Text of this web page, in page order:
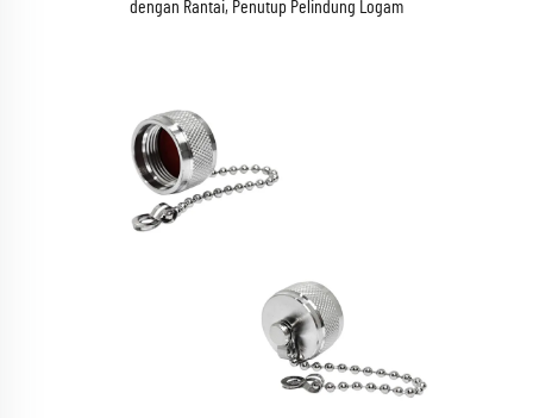
dengan Rantai, Penutup Pelindung Logam